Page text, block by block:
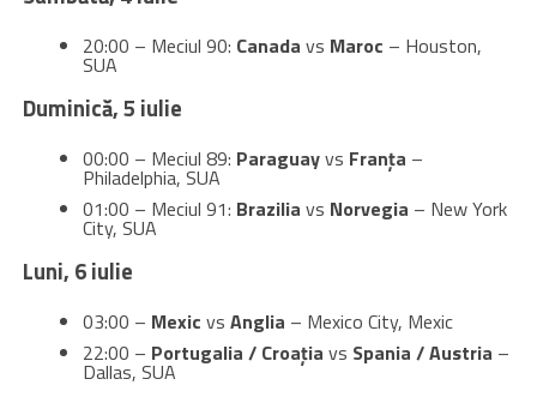
20:00 – Meciul 90: Canada vs Maroc – Houston,
SUA
Duminică, 5 iulie
00:00 – Meciul 89: Paraguayvs Franța –
Philadelphia, SUA
01:00 – Meciul 91: Brazilia vs Norvegia – New York
City, SUA
Luni, 6 iulie
03:00 – Mexic vs Anglia – Mexico City, Mexic
22:00 – Portugalia / Croația vs Spania / Austria –
Dallas, SUA